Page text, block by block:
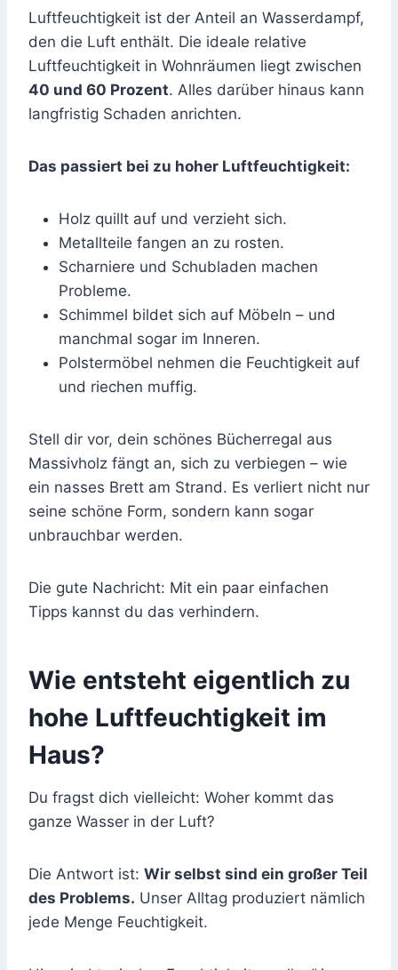
Luftfeuchtigkeit ist der Anteil an Wasserdampf,
den die Luft enthält. Die ideale relative
Luftfeuchtigkeit in Wohnräumen liegt zwischen
40 und 60 Prozent. Alles darüber hinaus kann
langfristig Schaden anrichten.
Das passiert bei zu hoher Luftfeuchtigkeit:
Holz quillt auf und verzieht sich.
Metallteile fangen an zu rosten.
Scharniere und Schubladen machen
Probleme.
Schimmel bildet sich auf Möbeln – und
manchmal sogar im Inneren.
Polstermöbel nehmen die Feuchtigkeit auf
und riechen muffig.
Stell dir vor, dein schönes Bücherregal aus
Massivholz fängt an, sich zu verbiegen – wie
ein nasses Brett am Strand. Es verliert nicht nur
seine schöne Form, sondern kann sogar
unbrauchbar werden.
Die gute Nachricht: Mit ein paar einfachen
Tipps kannst du das verhindern.
Wie entsteht eigentlich zu
hohe Luftfeuchtigkeit im
Haus?
Du fragst dich vielleicht: Woher kommt das
ganze Wasser in der Luft?
Die Antwort ist: Wir selbst sind ein großer Teil
des Problems. Unser Alltag produziert nämlich
jede Menge Feuchtigkeit.